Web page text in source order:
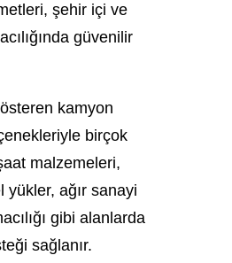
şehir içi ve
güvenilir
kamyon
birçok
malzemeleri,
ağır sanayi
gibi alanlarda
sağlanır.